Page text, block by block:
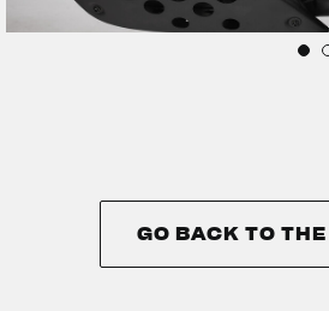
GO BACK TO